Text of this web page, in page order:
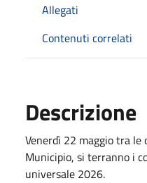
Allegati
Contenuti correlati
Descrizione
Venerdì 22 maggio tra le
Municipio, si terranno i
universale 2026.